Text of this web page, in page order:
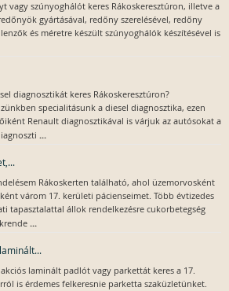
vagy szúnyoghálót keres Rákoskeresztúron, illetve a
gyártásával, redőny szerelésével, redőny
és méretre készült szúnyoghálók készítésével is
diagnosztikát keres Rákoskeresztúron?
specialitásunk a diesel diagnosztika, ezen
Renault diagnosztikával is várjuk az autósokat a
...
Rákoskerten található, ahol üzemorvosként
várom 17. kerületi pácienseimet. Több évtizedes
tapasztalattal állok rendelkezésre cukorbetegség
...
laminált padlót vagy parkettát keres a 17.
is érdemes felkeresnie parketta szaküzletünket.